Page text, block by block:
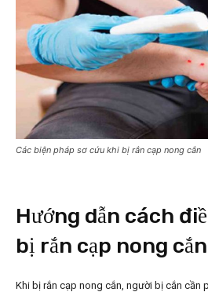
Các biện pháp sơ cứu khi bị rắn cạp nong cắn
Hướng dẫn cách
bị rắn cạp nong cắn
Khi bị rắn cạp nong cắn, người bị cắn cần